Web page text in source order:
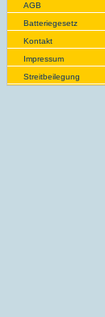
AGB
Batte­rie­gesetz
Kontakt
Impres­sum
Streit­bei­legung